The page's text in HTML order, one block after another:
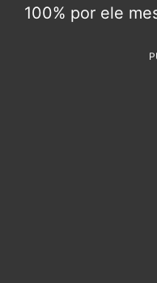
100% por ele